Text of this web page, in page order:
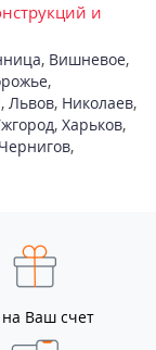
и
, Вишневое,
,
, Львов, Николаев,
, Харьков,
Чернигов,
на Ваш счет